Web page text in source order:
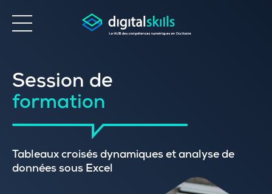
Accessibilité
Session de
formation
Tableaux croisés dynamiques et analyse de
données sous Excel